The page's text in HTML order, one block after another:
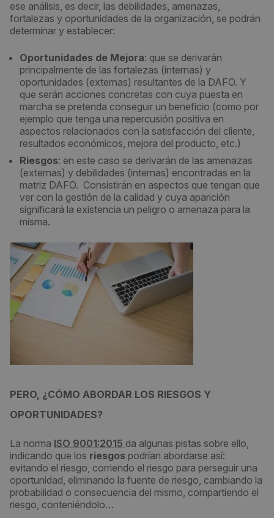
ese análisis, es decir, las debilidades, amenazas,
fortalezas y oportunidades de la organización, se podrán
determinar y establecer:
Oportunidades de Mejora: que se derivarán
principalmente de las fortalezas (internas) y
oportunidades (externas) resultantes de la DAFO. Y
que serán acciones concretas con cuya puesta en
marcha se pretenda conseguir un beneficio (como por
ejemplo que tenga una repercusión positiva en
aspectos relacionados con la satisfacción del cliente,
resultados económicos, mejora del producto, etc.)
Riesgos: en este caso se derivarán de las amenazas
(externas) y debilidades (internas) encontradas en la
matriz DAFO. Consistirán en aspectos que tengan que
ver con la gestión de la calidad y cuya aparición
significará la existencia un peligro o amenaza para la
misma.
PERO, ¿CÓMO ABORDAR LOS RIESGOS Y
OPORTUNIDADES?
La norma ISO 9001:2015 da algunas pistas sobre ello,
indicando que los riesgos podrían abordarse así:
evitando el riesgo, corriendo el riesgo para perseguir una
oportunidad, eliminando la fuente de riesgo, cambiando la
probabilidad o consecuencia del mismo, compartiendo el
riesgo, conteniéndolo…